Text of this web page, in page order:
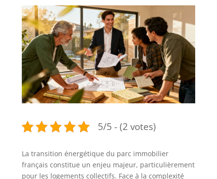
5/5 - (2 votes)
La transition énergétique du parc immobilier
français constitue un enjeu majeur, particulièrement
pour les logements collectifs. Face à la complexité